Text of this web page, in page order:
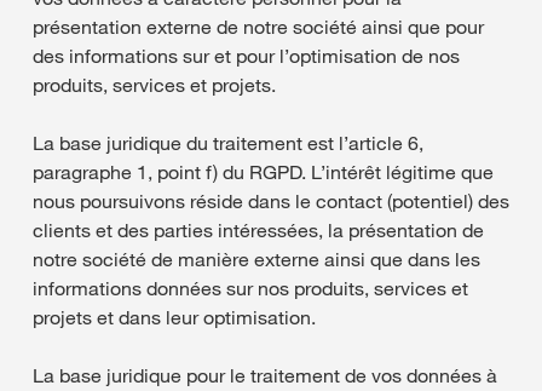
présentation externe de notre société ainsi que pour
des informations sur et pour l’optimisation de nos
produits, services et projets.
La base juridique du traitement est l’article 6,
paragraphe 1, point f) du RGPD. L’intérêt légitime que
nous poursuivons réside dans le contact (potentiel) des
clients et des parties intéressées, la présentation de
notre société de manière externe ainsi que dans les
informations données sur nos produits, services et
projets et dans leur optimisation.
La base juridique pour le traitement de vos données à